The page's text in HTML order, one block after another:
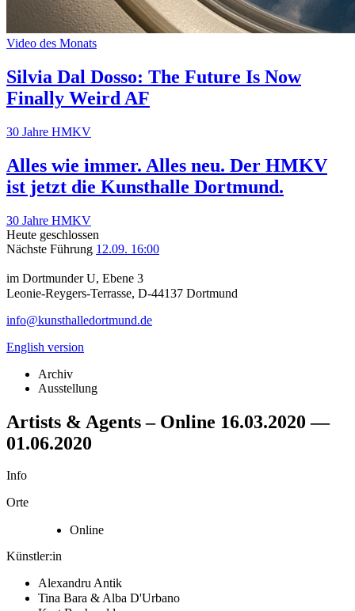
Video des Monats
Silvia Dal Dosso: The Future Is Now
Finally Weird AF
30 Jahre HMKV
Alles wie immer. Alles neu. Der HMKV
ist jetzt die Kunsthalle Dortmund.
30 Jahre HMKV
Heute geschlossen
Nächste Führung 12.09. 16:00
im Dortmunder U, Ebene 3
Leonie-Reygers-Terrasse, D-44137 Dortmund
info@kunsthalledortmund.de
English version
Archiv
Ausstellung
Artists & Agents – Online 16.03.2020 —
01.06.2020
Info
Orte
Online
Künstler:in
Alexandru Antik
Tina Bara & Alba D'Urbano